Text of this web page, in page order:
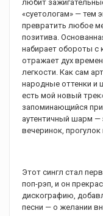
любит
«суетологам» — тем
превратить любое
позитива.
набирает обороты с
отражает дух
легкости. Как сам
народные оттенки и
есть мой новый
запоминающийся
аутентичный шарм —
вечеринок,
Этот сингл стал
поп-рэп, и он
дискографию,
песни — о желании